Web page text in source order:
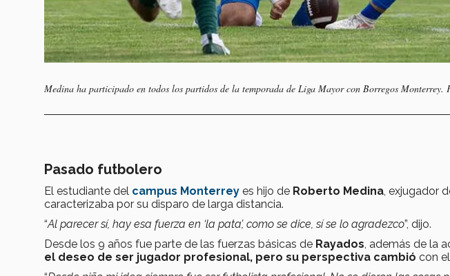
Medina ha participado en todos los partidos de la temporada de Liga Mayor con Borregos Monterrey.
Pasado futbolero
El estudiante del campus Monterrey es hijo de Roberto Medina, exjugador
caracterizaba por su disparo de larga distancia.
“Al parecer sí, hay esa fuerza en ‘la pata’, como se dice, sí se lo agradezco”, dijo.
Desde los 9 años fue parte de las fuerzas básicas de Rayados, además de la
el deseo de ser jugador profesional, pero su perspectiva cambió con